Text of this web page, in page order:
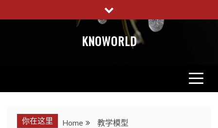
to
KNOWORLD
你在这里 Home 教学模型